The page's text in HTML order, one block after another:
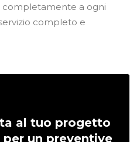
completamente a ogni
completo e
al tuo progetto
un preventive